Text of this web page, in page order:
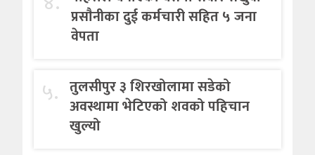
प्रसाैनीका दुई कर्मचारी सहित ५ जना
वेपता
५. तुलसीपुर ३ शिरखोलामा सडेको
अवस्थामा भेटिएको शवको पहिचान
खुल्यो